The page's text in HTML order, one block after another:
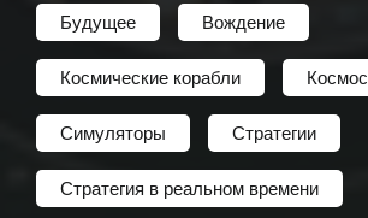
Будущее Вождение
Космические корабли Космос
Симуляторы Стратегии
Стратегия в реальном времени